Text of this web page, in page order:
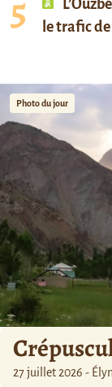
le trafic
Photo du jour
27 juillet 2026 -